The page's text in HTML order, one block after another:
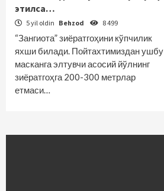
этилса…
5 yil oldin Behzod 8 499
“Зангиота” зиёратгоҳини кўпчилик
яхши билади. Пойтахтимиздан ушбу
масканга элтувчи асосий йўлнинг
зиёратгоҳга 200-300 метр­лар
етмаси…